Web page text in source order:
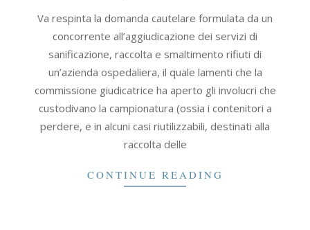
02-
Va respinta la domanda cautelare formulata da un
concorrente all’aggiudicazione dei servizi di
sanificazione, raccolta e smaltimento rifiuti di
un’azienda ospedaliera, il quale lamenti che la
commissione giudicatrice ha aperto gli involucri che
custodivano la campionatura (ossia i contenitori a
perdere, e in alcuni casi riutilizzabili, destinati alla
raccolta delle
CONTINUE READING